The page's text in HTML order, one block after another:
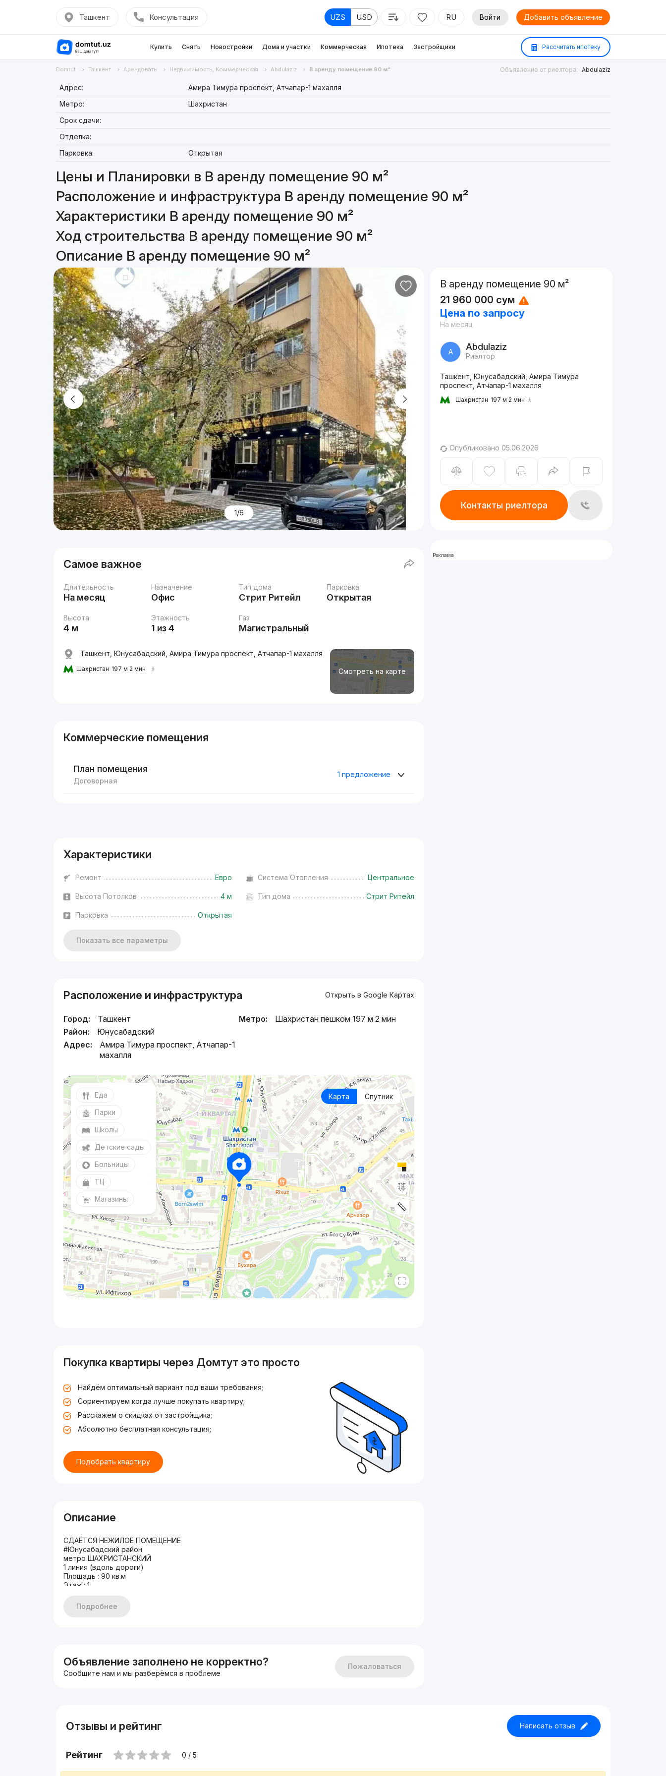
Ташкент Консультация UZS USD RU Войти Добавить объявление
Купить Снять Новостройки Дома и участки Коммерческая Ипотека Застройщики Рассчитать ипотеку
Domtut Ташкент Арендовать Недвижимость, Коммерческая Abdulaziz В аренду помещение 90 м² Объявление от риелтора: Abdulaziz
Адрес:
Амира Тимура проспект, Атчапар-1 махалля
Метро:
Шахристан
Срок сдачи:
Отделка:
Парковка:
Открытая
Цены и Планировки в В аренду помещение 90 м²
Расположение и инфраструктура В аренду помещение 90 м²
Характеристики В аренду помещение 90 м²
Ход строительства В аренду помещение 90 м²
Описание В аренду помещение 90 м²
1/6
Самое важное
Длительность
На месяц
Назначение
Офис
Тип дома
Стрит Ритейл
Парковка
Открытая
Высота
4 м
Этажность
1 из 4
Газ
Магистральный
Смотреть на карте
Ташкент, Юнусабадский, Амира Тимура проспект, Атчапар-1 махалля
Шахристан 197 м 2 мин
Коммерческие помещения
План помещения
Договорная
1 предложение
Характеристики
Ремонт Евро Система Отопления Центральное
Высота Потолков 4 м Тип дома Стрит Ритейл
Парковка Открытая
Показать все параметры
Расположение и инфраструктура Открыть в Google Картах
Город:
Ташкент
Район:
Юнусабадский
Адрес:
Амира Тимура проспект, Атчапар-1
махалля
Метро: Шахристан пешком 197 м 2 мин
Карта Спутник
Еда
Парки
Школы
Детские сады
Больницы
ТЦ
Магазины
Покупка квартиры через Домтут это просто
Найдём оптимальный вариант под ваши требования;
Сориентируем когда лучше покупать квартиру;
Расскажем о скидках от застройщика;
Абсолютно бесплатная консультация;
Подобрать квартиру
Описание
СДАЁТСЯ НЕЖИЛОЕ ПОМЕЩЕНИЕ
#Юнусабадский район
метро ШАХРИСТАНСКИЙ
1 линия (вдоль дороги)
Площадь : 90 кв.м
Этаж : 1
Состояние : Евроремонт
+ паркинг 5-6 машин
Подробнее
Объявление заполнено не корректно?
Сообщите нам и мы разберёмся в проблеме
Пожаловаться
В аренду помещение 90 м²
21 960 000 сум
Цена по запросу
На месяц
A Abdulaziz
Риэлтор
Ташкент, Юнусабадский, Амира Тимура
проспект, Атчапар-1 махалля
Шахристан 197 м 2 мин
Опубликовано 05.06.2026
Контакты риелтора
Реклама
Отзывы и рейтинг Написать отзыв
Рейтинг 0 / 5